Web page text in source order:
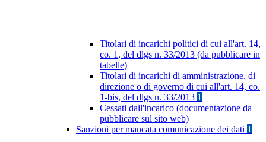
Titolari di incarichi politici di cui all'art. 14,
co. 1, del dlgs n. 33/2013 (da pubblicare in
tabelle)
Titolari di incarichi di amministrazione, di
direzione o di governo di cui all'art. 14, co.
1-bis, del dlgs n. 33/2013 1
Cessati dall'incarico (documentazione da
pubblicare sul sito web)
Sanzioni per mancata comunicazione dei dati 1